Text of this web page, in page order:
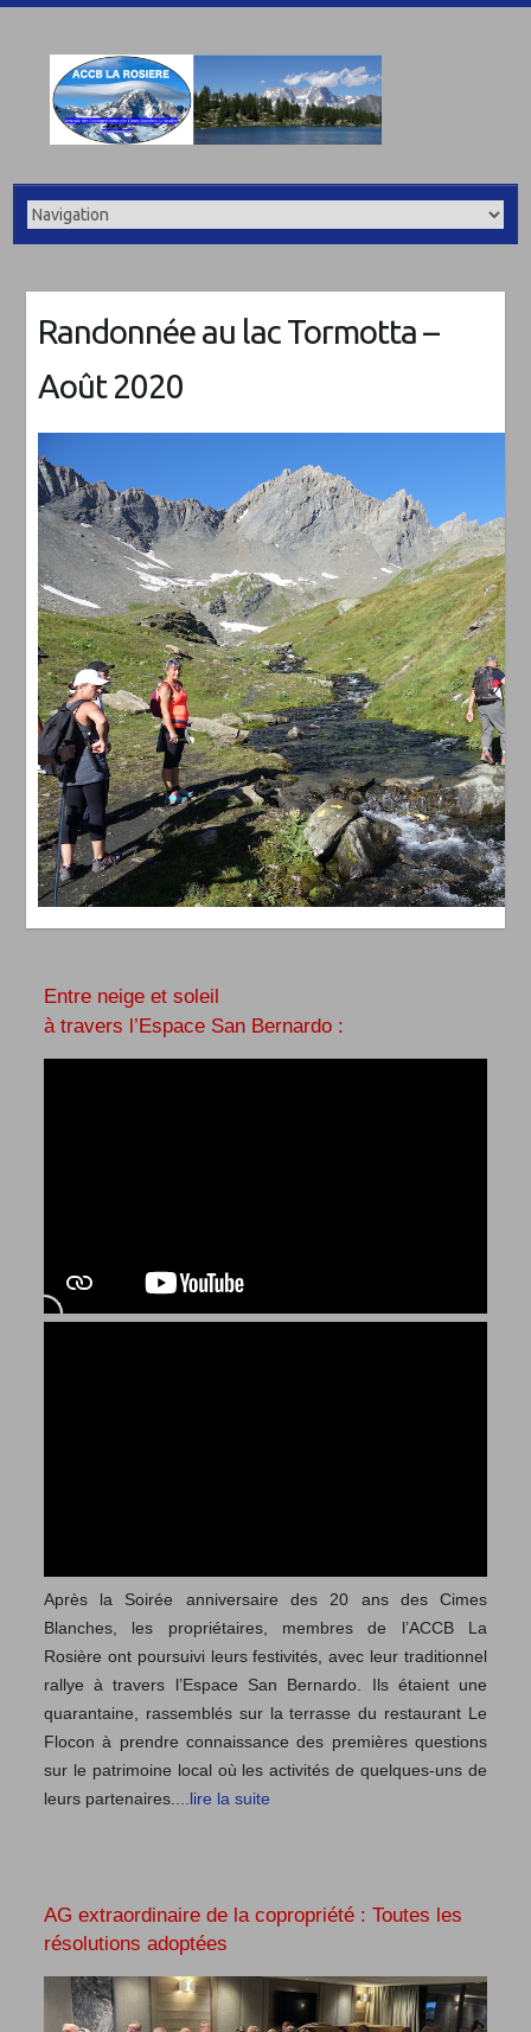
Randonnée au lac Tormotta –
Août 2020
Entre neige et soleil
à travers l’Espace San Bernardo :
Après la Soirée anniversaire des 20 ans des Cimes
Blanches, les propriétaires, membres de l’ACCB La
Rosière ont poursuivi leurs festivités, avec leur traditionnel
rallye à travers l’Espace San Bernardo. Ils étaient une
quarantaine, rassemblés sur la terrasse du restaurant Le
Flocon à prendre connaissance des premières questions
sur le patrimoine local où les activités de quelques-uns de
leurs partenaires.
...lire la suite
AG extraordinaire de la copropriété : Toutes les
résolutions adoptées